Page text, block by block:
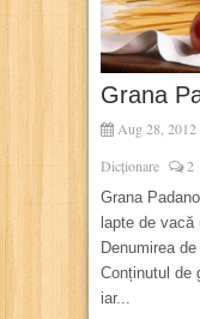
Grana
Aug 28, 2012
Dicționare 2
Grana
lapte de
Denumirea
Conținutul de
iar...